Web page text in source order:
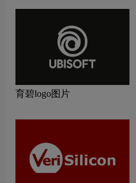
育碧logo图片